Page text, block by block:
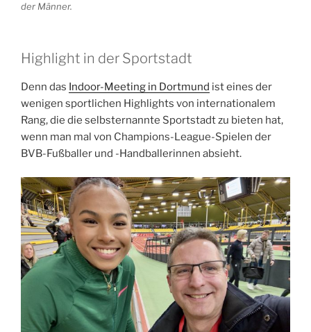
der Männer.
Highlight in der Sportstadt
Denn das Indoor-Meeting in Dortmund ist eines der
wenigen sportlichen Highlights von internationalem
Rang, die die selbsternannte Sportstadt zu bieten hat,
wenn man mal von Champions-League-Spielen der
BVB-Fußballer und -Handballerinnen absieht.